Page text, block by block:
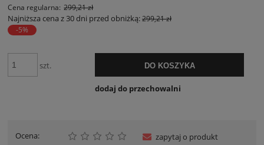
Cena regularna: 299,21 zł
Najniższa cena z 30 dni przed obniżką:299,21 zł
-5%
szt. DO KOSZYKA
dodaj do przechowalni
Ocena:
zapytaj o produkt